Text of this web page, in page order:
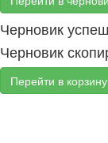
Черновик
Черновик
Перейти в корзину